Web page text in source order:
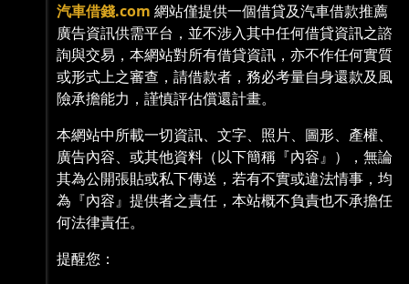
汽車借錢.com 網站僅提供一個借貸及汽車借款推薦
廣告資訊供需平台，並不涉入其中任何借貸資訊之諮
詢與交易，本網站對所有借貸資訊，亦不作任何實質
或形式上之審查，請借款者，務必考量自身還款及風
險承擔能力，謹慎評估償還計畫。
本網站中所載一切資訊、文字、照片、圖形、產權、
廣告內容、或其他資料（以下簡稱『內容』），無論
其為公開張貼或私下傳送，若有不實或違法情事，均
為『內容』提供者之責任，本站概不負責也不承擔任
何法律責任。
提醒您：